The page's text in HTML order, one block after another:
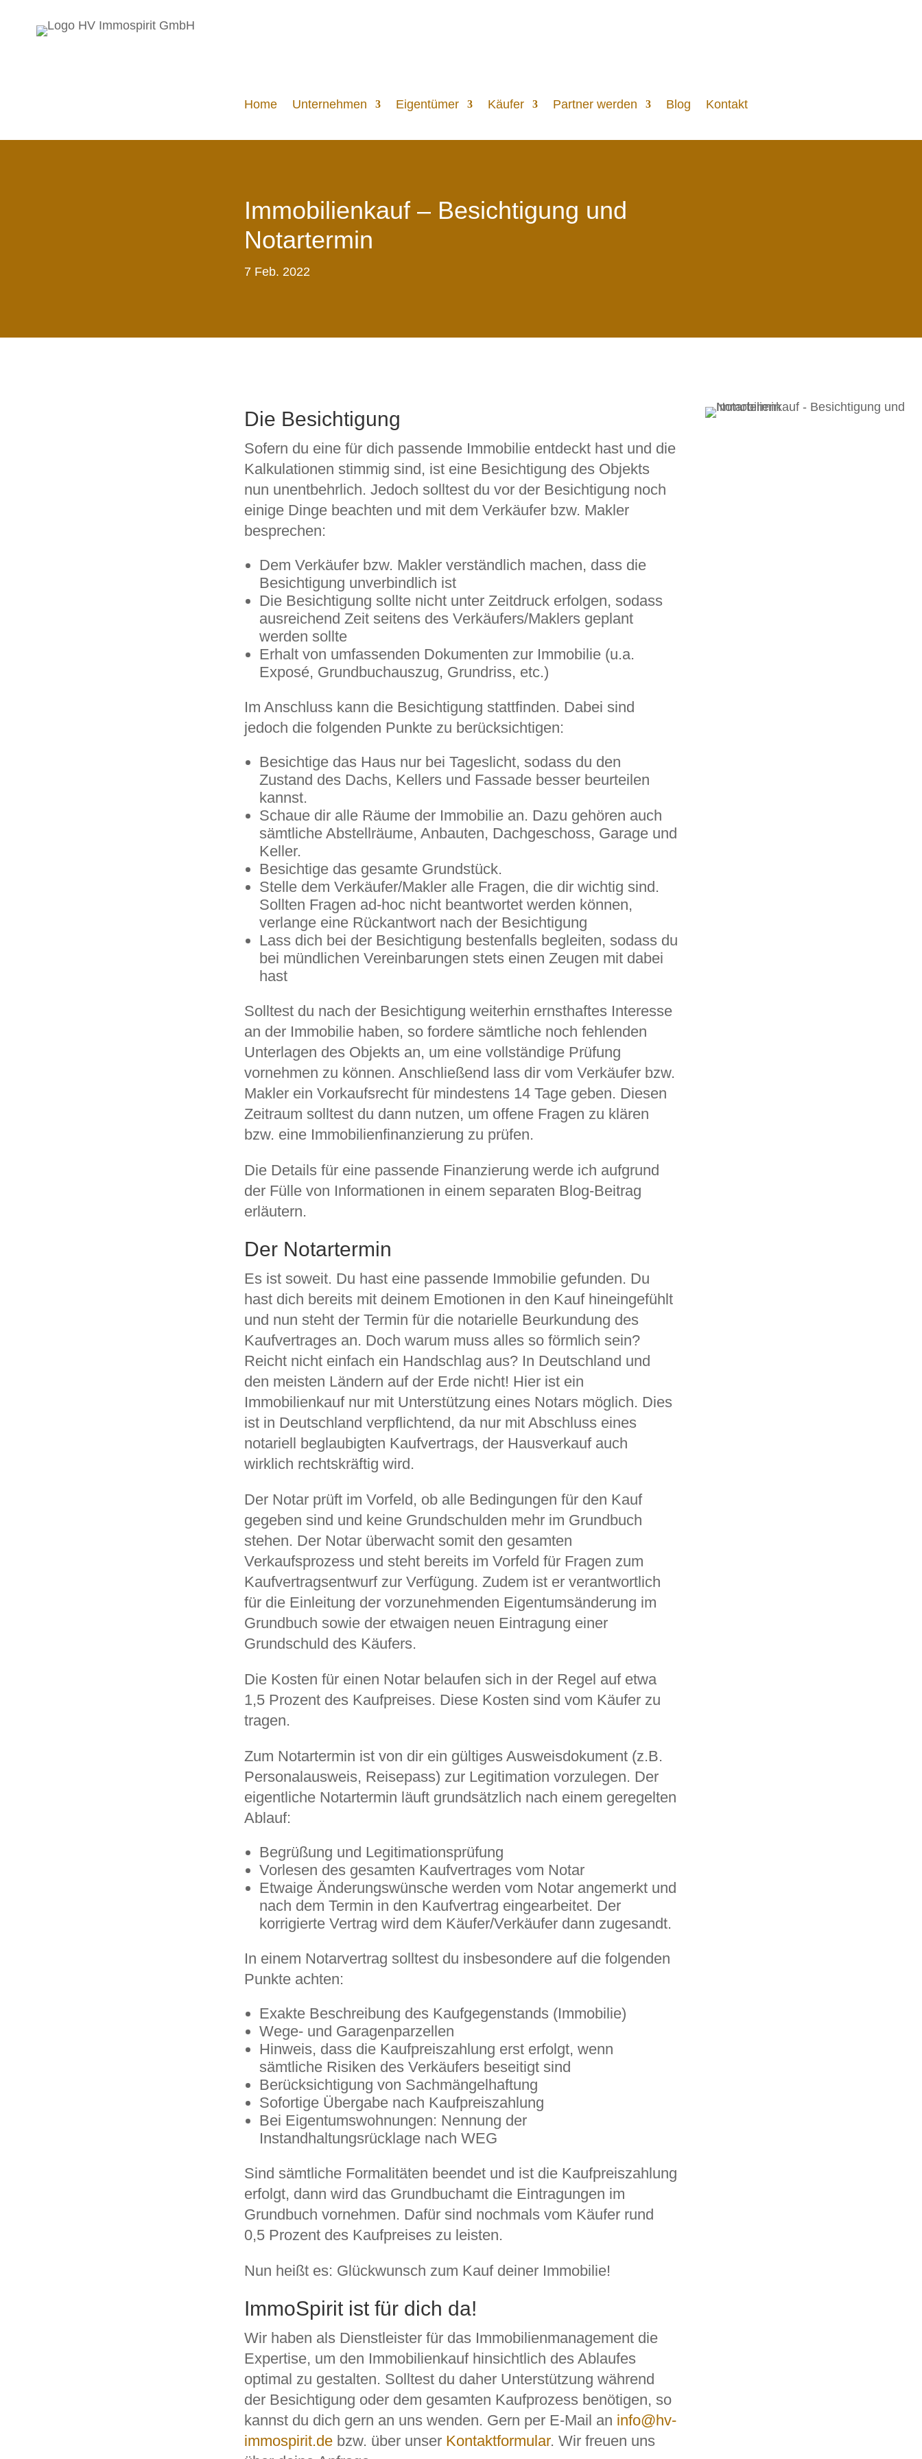
Home Unternehmen Eigentümer Käufer Partner werden Blog Kontakt
Immobilienkauf – Besichtigung und
Notartermin
7 Feb. 2022
Die Besichtigung
Sofern du eine für dich passende Immobilie entdeckt hast und die
Kalkulationen stimmig sind, ist eine Besichtigung des Objekts
nun unentbehrlich. Jedoch solltest du vor der Besichtigung noch
einige Dinge beachten und mit dem Verkäufer bzw. Makler
besprechen:
Dem Verkäufer bzw. Makler verständlich machen, dass die
Besichtigung unverbindlich ist
Die Besichtigung sollte nicht unter Zeitdruck erfolgen, sodass
ausreichend Zeit seitens des Verkäufers/Maklers geplant
werden sollte
Erhalt von umfassenden Dokumenten zur Immobilie (u.a.
Exposé, Grundbuchauszug, Grundriss, etc.)
Im Anschluss kann die Besichtigung stattfinden. Dabei sind
jedoch die folgenden Punkte zu berücksichtigen:
Besichtige das Haus nur bei Tageslicht, sodass du den
Zustand des Dachs, Kellers und Fassade besser beurteilen
kannst.
Schaue dir alle Räume der Immobilie an. Dazu gehören auch
sämtliche Abstellräume, Anbauten, Dachgeschoss, Garage und
Keller.
Besichtige das gesamte Grundstück.
Stelle dem Verkäufer/Makler alle Fragen, die dir wichtig sind.
Sollten Fragen ad-hoc nicht beantwortet werden können,
verlange eine Rückantwort nach der Besichtigung
Lass dich bei der Besichtigung bestenfalls begleiten, sodass du
bei mündlichen Vereinbarungen stets einen Zeugen mit dabei
hast
Solltest du nach der Besichtigung weiterhin ernsthaftes Interesse
an der Immobilie haben, so fordere sämtliche noch fehlenden
Unterlagen des Objekts an, um eine vollständige Prüfung
vornehmen zu können. Anschließend lass dir vom Verkäufer bzw.
Makler ein Vorkaufsrecht für mindestens 14 Tage geben. Diesen
Zeitraum solltest du dann nutzen, um offene Fragen zu klären
bzw. eine Immobilienfinanzierung zu prüfen.
Die Details für eine passende Finanzierung werde ich aufgrund
der Fülle von Informationen in einem separaten Blog-Beitrag
erläutern.
Der Notartermin
Es ist soweit. Du hast eine passende Immobilie gefunden. Du
hast dich bereits mit deinem Emotionen in den Kauf hineingefühlt
und nun steht der Termin für die notarielle Beurkundung des
Kaufvertrages an. Doch warum muss alles so förmlich sein?
Reicht nicht einfach ein Handschlag aus? In Deutschland und
den meisten Ländern auf der Erde nicht! Hier ist ein
Immobilienkauf nur mit Unterstützung eines Notars möglich. Dies
ist in Deutschland verpflichtend, da nur mit Abschluss eines
notariell beglaubigten Kaufvertrags, der Hausverkauf auch
wirklich rechtskräftig wird.
Der Notar prüft im Vorfeld, ob alle Bedingungen für den Kauf
gegeben sind und keine Grundschulden mehr im Grundbuch
stehen. Der Notar überwacht somit den gesamten
Verkaufsprozess und steht bereits im Vorfeld für Fragen zum
Kaufvertragsentwurf zur Verfügung. Zudem ist er verantwortlich
für die Einleitung der vorzunehmenden Eigentumsänderung im
Grundbuch sowie der etwaigen neuen Eintragung einer
Grundschuld des Käufers.
Die Kosten für einen Notar belaufen sich in der Regel auf etwa
1,5 Prozent des Kaufpreises. Diese Kosten sind vom Käufer zu
tragen.
Zum Notartermin ist von dir ein gültiges Ausweisdokument (z.B.
Personalausweis, Reisepass) zur Legitimation vorzulegen. Der
eigentliche Notartermin läuft grundsätzlich nach einem geregelten
Ablauf:
Begrüßung und Legitimationsprüfung
Vorlesen des gesamten Kaufvertrages vom Notar
Etwaige Änderungswünsche werden vom Notar angemerkt und
nach dem Termin in den Kaufvertrag eingearbeitet. Der
korrigierte Vertrag wird dem Käufer/Verkäufer dann zugesandt.
In einem Notarvertrag solltest du insbesondere auf die folgenden
Punkte achten:
Exakte Beschreibung des Kaufgegenstands (Immobilie)
Wege- und Garagenparzellen
Hinweis, dass die Kaufpreiszahlung erst erfolgt, wenn
sämtliche Risiken des Verkäufers beseitigt sind
Berücksichtigung von Sachmängelhaftung
Sofortige Übergabe nach Kaufpreiszahlung
Bei Eigentumswohnungen: Nennung der
Instandhaltungsrücklage nach WEG
Sind sämtliche Formalitäten beendet und ist die Kaufpreiszahlung
erfolgt, dann wird das Grundbuchamt die Eintragungen im
Grundbuch vornehmen. Dafür sind nochmals vom Käufer rund
0,5 Prozent des Kaufpreises zu leisten.
Nun heißt es: Glückwunsch zum Kauf deiner Immobilie!
ImmoSpirit ist für dich da!
Wir haben als Dienstleister für das Immobilienmanagement die
Expertise, um den Immobilienkauf hinsichtlich des Ablaufes
optimal zu gestalten. Solltest du daher Unterstützung während
der Besichtigung oder dem gesamten Kaufprozess benötigen, so
kannst du dich gern an uns wenden. Gern per E-Mail an info@hv-
immospirit.de bzw. über unser Kontaktformular. Wir freuen uns